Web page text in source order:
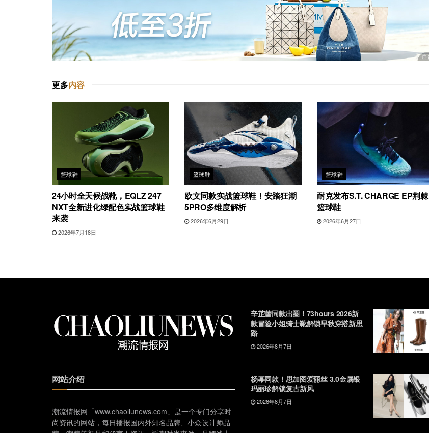
更多内容
篮球鞋
24小时全天候战靴，EQLZ 247
NXT全新进化绿配色实战篮球鞋
来袭
2026年7月18日
篮球鞋
欧文同款实战篮球鞋！安踏狂潮
5PRO多维度解析
2026年6月29日
篮球鞋
耐克发布S.T. CHARGE EP荆棘
篮球鞋
2026年6月27日
网站介绍
潮流情报网「www.chaoliunews.com」是一个专门分享时
尚资讯的网站，每日播报国内外知名品牌、小众设计师品
辛芷蕾同款出圈！73hours 2026新
款冒险小姐骑士靴解锁早秋穿搭新思
路
2026年8月7日
杨幂同款！思加图爱丽丝 3.0金属银
玛丽珍解锁复古新风
2026年8月7日